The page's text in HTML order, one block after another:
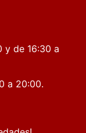
y de 16:30 a
a 20:00.